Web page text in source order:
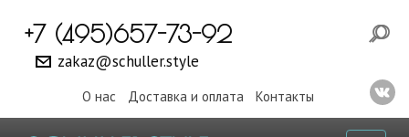
+7 (495)657-73-92
zakaz@schuller.style
О нас Доставка и оплата Контакты